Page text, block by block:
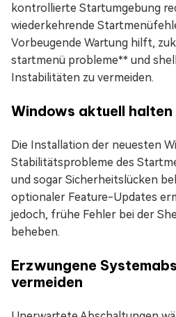
kontrollierte Startumgebung
wiederkehrende
Vorbeugende Wartung hilft,
startmenü probleme** und
Instabilitäten zu vermeiden.
Windows aktuell halten
Die Installation der neuesten
Stabilitätsprobleme des
und sogar Sicherheitslücken
optionaler Feature-Updates
jedoch, frühe Fehler bei der
beheben.
Erzwungene
vermeiden